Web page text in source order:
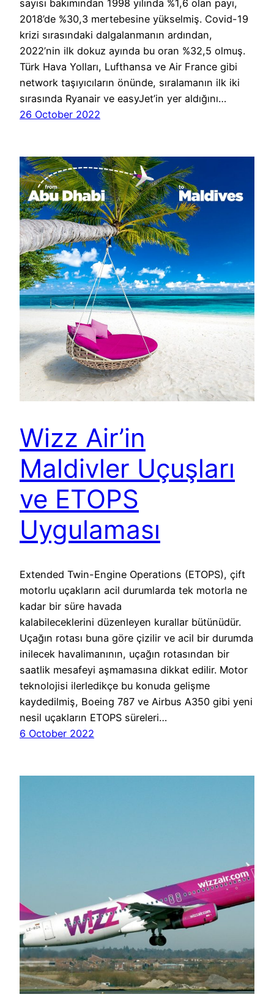
sayısı bakımından 1998 yılında %1,6 olan payı,
2018’de %30,3 mertebesine yükselmiş. Covid-19
krizi sırasındaki dalgalanmanın ardından,
2022’nin ilk dokuz ayında bu oran %32,5 olmuş.
Türk Hava Yolları, Lufthansa ve Air France gibi
network taşıyıcıların önünde, sıralamanın ilk iki
sırasında Ryanair ve easyJet’in yer aldığını…
26 October 2022
Wizz Air’in
Maldivler Uçuşları
ve ETOPS
Uygulaması
Extended Twin-Engine Operations (ETOPS), çift
motorlu uçakların acil durumlarda tek motorla ne
kadar bir süre havada
kalabileceklerini düzenleyen kurallar bütünüdür.
Uçağın rotası buna göre çizilir ve acil bir durumda
inilecek havalimanının, uçağın rotasından bir
saatlik mesafeyi aşmamasına dikkat edilir. Motor
teknolojisi ilerledikçe bu konuda gelişme
kaydedilmiş, Boeing 787 ve Airbus A350 gibi yeni
nesil uçakların ETOPS süreleri…
6 October 2022